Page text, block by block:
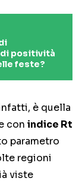
positività
feste?
è quella
con indice Rt
parametro
regioni
viste